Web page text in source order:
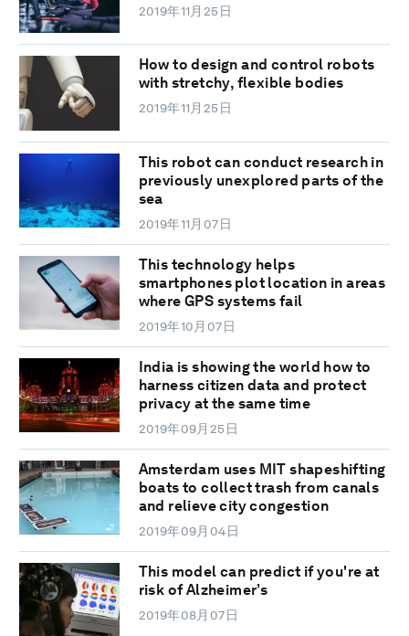
2019年11月25日
How to design and control robots
with stretchy, flexible bodies
2019年11月25日
This robot can conduct research in
previously unexplored parts of the
sea
2019年11月07日
This technology helps
smartphones plot location in areas
where GPS systems fail
2019年10月07日
India is showing the world how to
harness citizen data and protect
privacy at the same time
2019年09月25日
Amsterdam uses MIT shapeshifting
boats to collect trash from canals
and relieve city congestion
2019年09月04日
This model can predict if you're at
risk of Alzheimer’s
2019年08月07日